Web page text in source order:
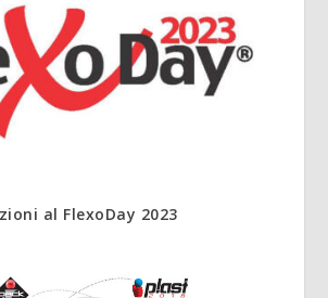
al FlexoDay 2023